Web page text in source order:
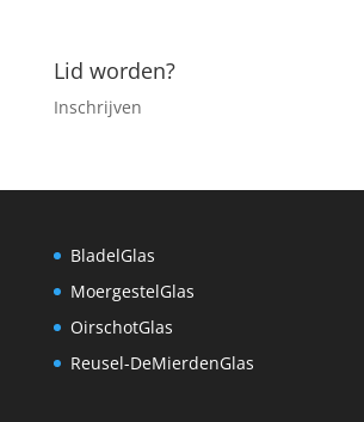
Lid worden?
Inschrijven
BladelGlas
MoergestelGlas
OirschotGlas
Reusel-DeMierdenGlas